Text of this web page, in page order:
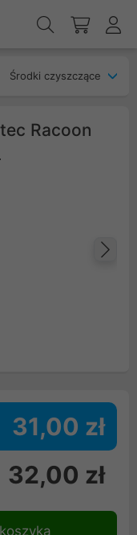
Środki czyszczące
Racoon
31,00 zł
32,00 zł